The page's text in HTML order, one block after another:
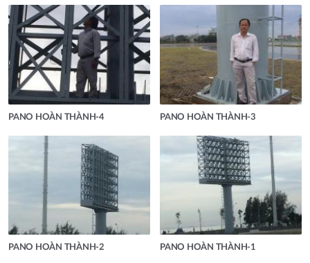
PANO HOÀN THÀNH-4 PANO HOÀN THÀNH-3
PANO HOÀN THÀNH-2 PANO HOÀN THÀNH-1